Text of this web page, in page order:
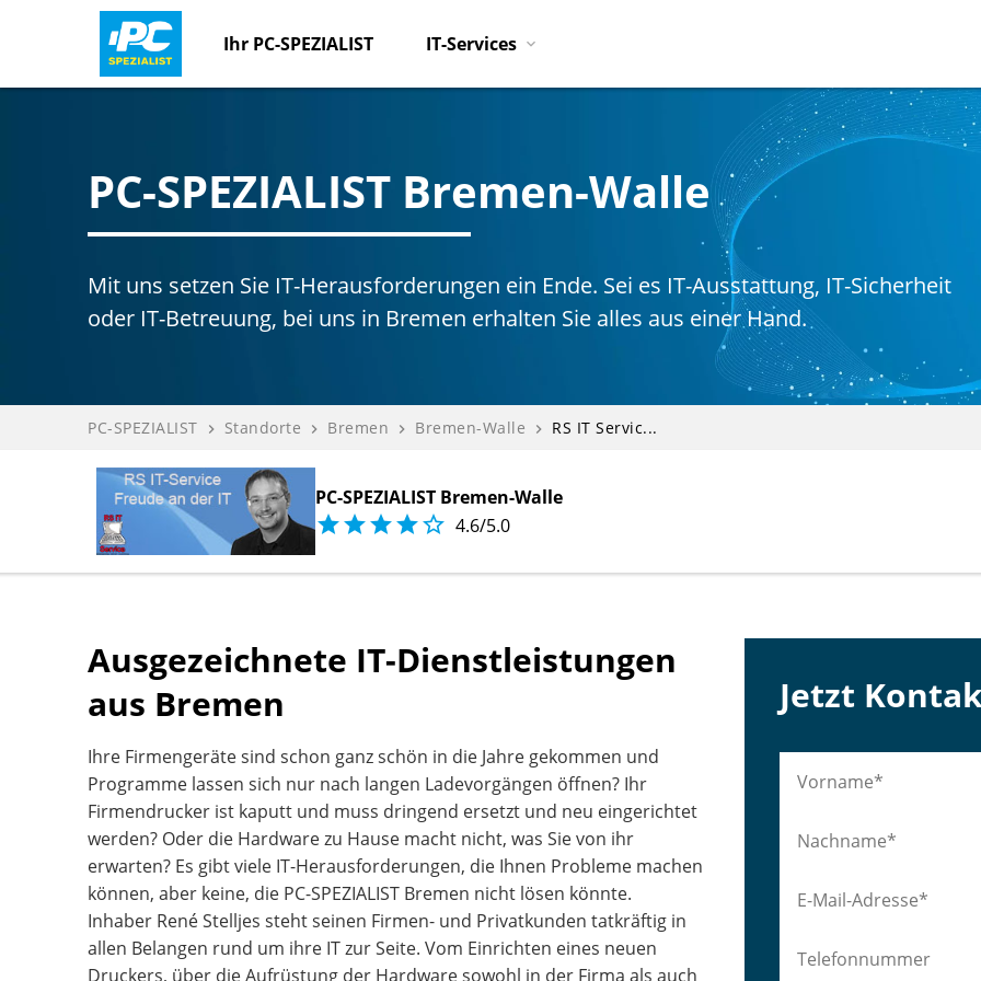
Ihr PC-SPEZIALIST IT-Services
PC-SPEZIALIST Bremen-Walle
Mit uns setzen Sie IT-Herausforderungen ein Ende. Sei es IT-Ausstattung, IT-Sicherheit
oder IT-Betreuung, bei uns in Bremen erhalten Sie alles aus einer Hand.
PC-SPEZIALIST navigate_next Standorte navigate_next Bremen navigate_next Bremen-Walle navigate_next RS IT Servic...
PC-SPEZIALIST Bremen-Walle
 4.6/5.0
Ausgezeichnete IT-Dienstleistungen
aus Bremen
Ihre Firmengeräte sind schon ganz schön in die Jahre gekommen und
Programme lassen sich nur nach langen Ladevorgängen öffnen? Ihr
Firmendrucker ist kaputt und muss dringend ersetzt und neu eingerichtet
werden? Oder die Hardware zu Hause macht nicht, was Sie von ihr
erwarten? Es gibt viele IT-Herausforderungen, die Ihnen Probleme machen
können, aber keine, die PC-SPEZIALIST Bremen nicht lösen könnte.
Inhaber René Stelljes steht seinen Firmen- und Privatkunden tatkräftig in
allen Belangen rund um ihre IT zur Seite. Vom Einrichten eines neuen
Druckers, über die Aufrüstung der Hardware sowohl in der Firma als auch
Jetzt